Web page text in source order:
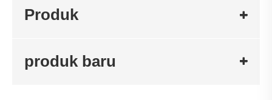
Produk
produk baru